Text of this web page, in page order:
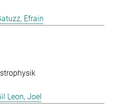
Efrain
Leon, Joel